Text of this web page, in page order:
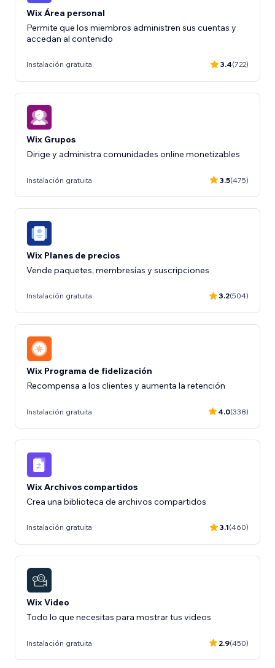
Wix Área personal
Permite que los miembros administren sus cuentas y
accedan al contenido
Instalación gratuita 3.4(722)
Wix Grupos
Dirige y administra comunidades online monetizables
Instalación gratuita 3.5(475)
Wix Planes de precios
Vende paquetes, membresías y suscripciones
Instalación gratuita 3.2(504)
Wix Programa de fidelización
Recompensa a los clientes y aumenta la retención
Instalación gratuita 4.0(338)
Wix Archivos compartidos
Crea una biblioteca de archivos compartidos
Instalación gratuita 3.1(460)
Wix Video
Todo lo que necesitas para mostrar tus videos
Instalación gratuita 2.9(450)